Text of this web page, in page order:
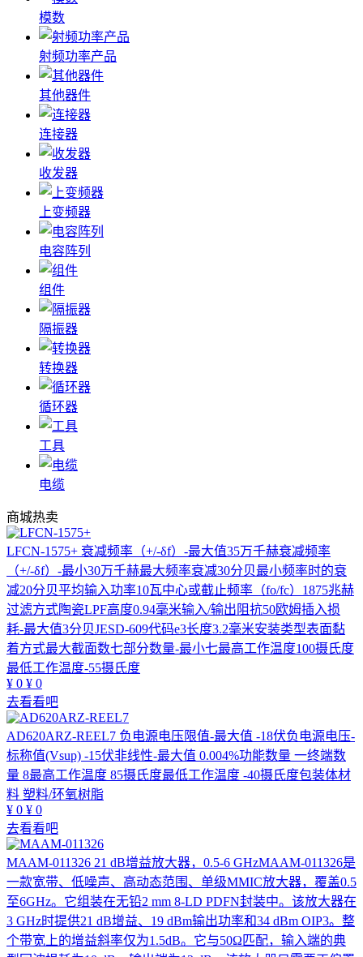
模数
射频功率产品
其他器件
连接器
收发器
上变频器
电容阵列
组件
隔振器
转换器
循环器
工具
电缆
商城热卖
LFCN-1575+ 衰减频率（+/-δf）-最大值35万千赫衰减频率
（+/-δf）-最小30万千赫最大频率衰减30分贝最小频率时的衰
减20分贝平均输入功率10瓦中心或截止频率（fo/fc）1875兆赫
过滤方式陶瓷LPF高度0.94毫米输入/输出阻抗50欧姆插入损
耗-最大值3分贝JESD-609代码e3长度3.2毫米安装类型表面黏
着方式最大截面数七部分数量-最小七最高工作温度100摄氏度
最低工作温度-55摄氏度
¥ 0 ¥ 0
去看看吧
AD620ARZ-REEL7 负电源电压限值-最大值 -18伏负电源电压-
标称值(Vsup) -15伏非线性-最大值 0.004%功能数量 一终端数
量 8最高工作温度 85摄氏度最低工作温度 -40摄氏度包装体材
料 塑料/环氧树脂
¥ 0 ¥ 0
去看看吧
MAAM-011326 21 dB增益放大器，0.5-6 GHzMAAM-011326是
一款宽带、低噪声、高动态范围、单级MMIC放大器，覆盖0.5
至6GHz。它组装在无铅2 mm 8-LD PDFN封装中。该放大器在
3 GHz时提供21 dB增益、19 dBm输出功率和34 dBm OIP3。整
个带宽上的增益斜率仅为1.5dB。它与50Ω匹配，输入端的典